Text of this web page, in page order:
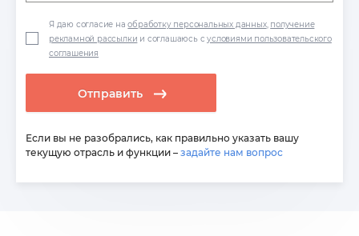
Я даю согласие наобработку персональных данных, получение
рекламной рассылки и соглашаюсь сусловиями пользовательского
соглашения
Отправить
Если вы не разобрались, как правильно указать вашу
текущую отрасль и функции – задайте нам вопрос